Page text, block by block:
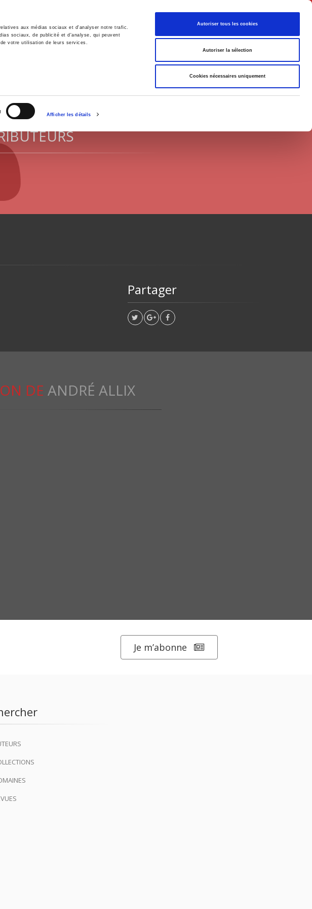
aux médias sociaux et d'analyser notre trafic.
sociaux, de publicité et d'analyse, qui peuvent
votre utilisation de leurs services.
Afficher les détails
Autoriser tous les cookies
Autoriser la sélection
Cookies nécessaires uniquement
Français
International
Partager
DE ANDRÉ ALLIX
Je m’abonne